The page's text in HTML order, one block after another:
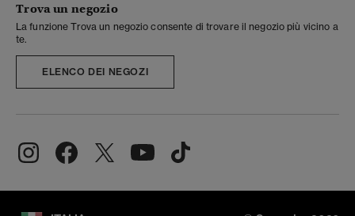
Trova un negozio
La funzione Trova un negozio consente di trovare il negozio più vicino a
te.
ELENCO DEI NEGOZI